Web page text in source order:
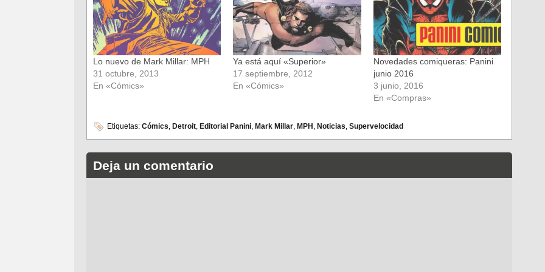
nueva)nueva)
Lo nuevo de Mark Millar: MPH
31 octubre, 2013
En «Cómics»
Ya está aquí «Superior»
17 septiembre, 2012
En «Cómics»
Novedades comiqueras: Panini
junio 2016
3 junio, 2016
En «Compras»
Etiquetas: Cómics, Detroit, Editorial Panini, Mark Millar, MPH , Noticias, Supervelocidad
Deja un comentario